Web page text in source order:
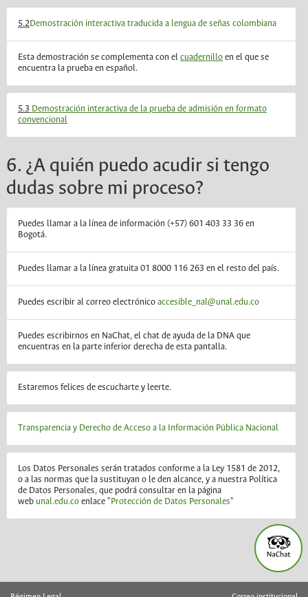
5.2Demostración interactiva traducida a lengua de señas colombiana
Esta demostración se complementa con el cuadernilloen el que se
encuentra la prueba en español.
5.3 Demostración interactiva de la prueba de admisión en formato
convencional
6. ¿A quién puedo acudir si tengo
dudas sobre mi proceso?
Puedes llamar a la línea de información (+57) 601 403 33 36 en
Bogotá.
Puedes llamar a la línea gratuita 01 8000 116 263 en el resto del país.
Puedes escribir al correo electrónico accesible_nal@unal.edu.co
Puedes escribirnos en NaChat, el chat de ayuda de la DNA que
encuentras en la parte inferior derecha de esta pantalla.
Estaremos felices de escucharte y leerte.
Transparencia y Derecho de Acceso a la Información Pública Nacional
Los Datos Personales serán tratados conforme a la Ley 1581 de 2012,
o a las normas que la sustituyan o le den alcance, y a nuestra Política
de Datos Personales, que podrá consultar en la página
web unal.edu.coenlace "Protección de Datos Personales"